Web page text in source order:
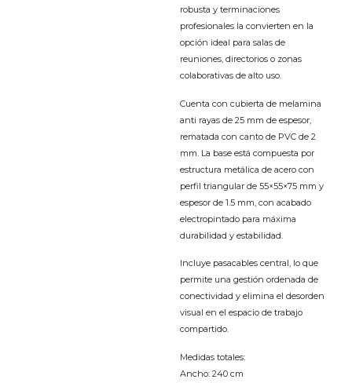
robusta y terminaciones
profesionales la convierten en la
opción ideal para salas de
reuniones, directorios o zonas
colaborativas de alto uso.
Cuenta con cubierta de melamina
anti rayas de 25 mm de espesor,
rematada con canto de PVC de 2
mm. La base está compuesta por
estructura metálica de acero con
perfil triangular de 55×55×75 mm y
espesor de 1.5 mm, con acabado
electropintado para máxima
durabilidad y estabilidad.
Incluye pasacables central, lo que
permite una gestión ordenada de
conectividad y elimina el desorden
visual en el espacio de trabajo
compartido.
Medidas totales:
Ancho: 240 cm